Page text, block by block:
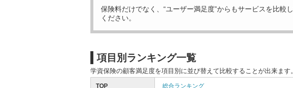
保険料だけでなく、“ユーザー満足度”からもサービスを比較
ください。
項目別ランキング一覧
学資保険の顧客満足度を項目別に並び替えて比較することが出来ます。
TOP 総合ランキング